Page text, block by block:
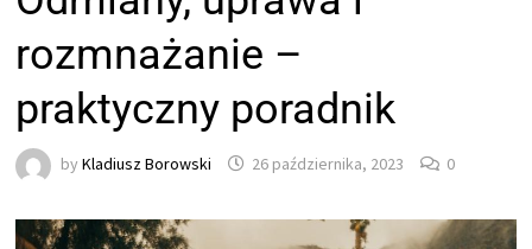
rozmnażanie –
praktyczny poradnik
byKladiusz Borowski 26 października, 2023 0